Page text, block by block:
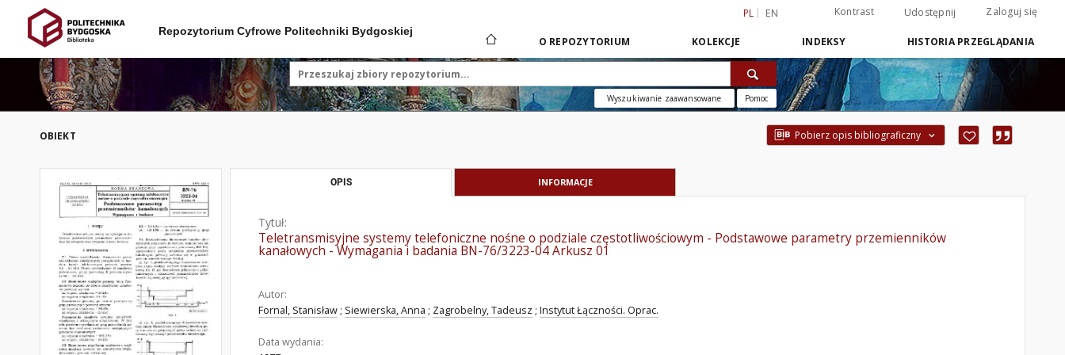
PL EN Kontrast Udostępnij Zaloguj się
Repozytorium Cyfrowe Politechniki Bydgoskiej
O REPOZYTORIUM KOLEKCJE INDEKSY HISTORIA PRZEGLĄDANIA
Wyszukiwanie zaawansowane Pomoc
OBIEKT Pobierz opis bibliograficzny
OPIS INFORMACJE
Tytuł:
Teletransmisyjne systemy telefoniczne nośne o podziale częstotliwościowym - Podstawowe parametry przemienników
kanałowych - Wymagania i badania BN-76/3223-04 Arkusz 01
Autor:
Fornal, Stanisław ; Siewierska, Anna ; Zagrobelny, Tadeusz ; Instytut Łączności. Oprac.
Data wydania: